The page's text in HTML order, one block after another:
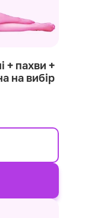
+ пахви +
на вибір